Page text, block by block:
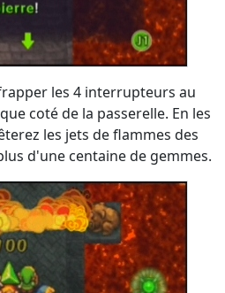
les 4 interrupteurs au
coté de la passerelle. En les
les jets de flammes des
d'une centaine de gemmes.